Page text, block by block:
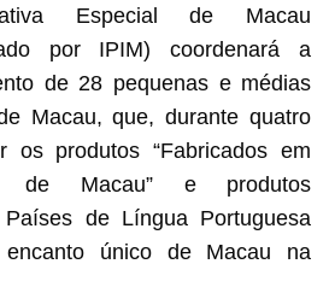
Especial de Macau
por IPIM) coordenará a
de 28 pequenas e médias
Macau, que, durante quatro
os produtos “Fabricados em
de Macau” e produtos
de Língua Portuguesa
único de Macau na